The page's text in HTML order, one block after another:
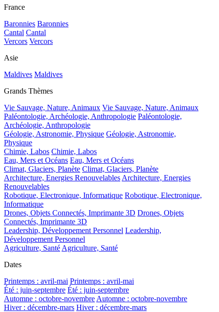
France
Baronnies Baronnies
Cantal Cantal
Vercors Vercors
Asie
Maldives Maldives
Grands Thèmes
Vie Sauvage, Nature, Animaux Vie Sauvage, Nature, Animaux
Paléontologie, Archéologie, Anthropologie Paléontologie,
Archéologie, Anthropologie
Géologie, Astronomie, Physique Géologie, Astronomie,
Physique
Chimie, Labos Chimie, Labos
Eau, Mers et Océans Eau, Mers et Océans
Climat, Glaciers, Planète Climat, Glaciers, Planète
Architecture, Energies Renouvelables Architecture, Energies
Renouvelables
Robotique, Electronique, Informatique Robotique, Electronique,
Informatique
Drones, Objets Connectés, Imprimante 3D Drones, Objets
Connectés, Imprimante 3D
Leadership, Développement Personnel Leadership,
Développement Personnel
Agriculture, Santé Agriculture, Santé
Dates
Printemps : avril-mai Printemps : avril-mai
Été : juin-septembre Été : juin-septembre
Automne : octobre-novembre Automne : octobre-novembre
Hiver : décembre-mars Hiver : décembre-mars